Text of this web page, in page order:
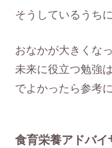
そうしているうち
おなかが大きくな
未来に役立つ勉強
でよかったら参考
食育栄養アドバイ